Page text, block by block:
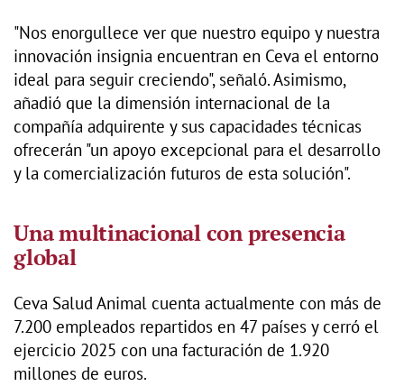
"Nos enorgullece ver que nuestro equipo y nuestra
innovación insignia encuentran en Ceva el entorno
ideal para seguir creciendo", señaló. Asimismo,
añadió que la dimensión internacional de la
compañía adquirente y sus capacidades técnicas
ofrecerán "un apoyo excepcional para el desarrollo
y la comercialización futuros de esta solución".
Una multinacional con presencia
global
Ceva Salud Animal cuenta actualmente con más de
7.200 empleados repartidos en 47 países y cerró el
ejercicio 2025 con una facturación de 1.920
millones de euros.